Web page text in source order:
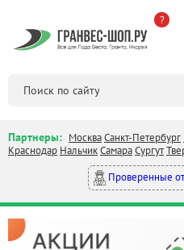
?
Партнеры: МоскваСанкт-Петербург
Краснодар НальчикСамараСургут
Проверенные